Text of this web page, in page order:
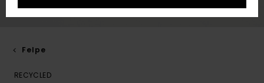
Felpe
RECYCLED